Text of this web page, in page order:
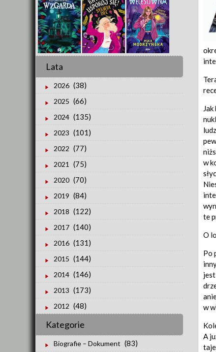
w
te
O
Po
w
A
Lata
2026 (38)
2025 (66)
2024 (135)
2023 (101)
2022 (77)
2021 (75)
2020 (70)
2019 (84)
2018 (122)
2017 (140)
2016 (131)
2015 (144)
2014 (146)
2013 (173)
2012 (48)
Kategorie
Biografie – Dokument (83)